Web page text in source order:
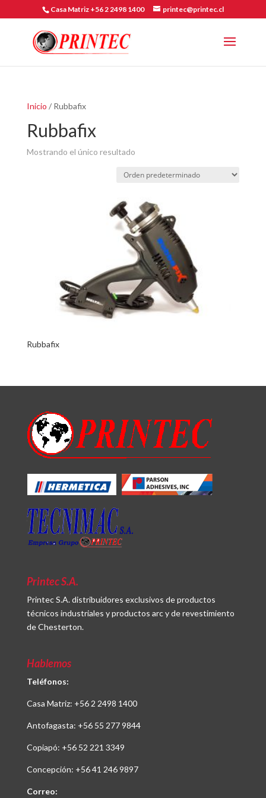
Casa Matriz +56 2 2498 1400 printec@printec.cl
Inicio / Rubbafix
Rubbafix
Mostrando el único resultado
Rubbafix
Printec S.A.
Printec S.A. distribuidores exclusivos de productos
técnicos industriales y productos arc y de revestimiento
de Chesterton.
Hablemos
Teléfonos:
Casa Matriz: +56 2 2498 1400
Antofagasta: +56 55 277 9844
Copiapó: +56 52 221 3349
Concepción: +56 41 246 9897
Correo: